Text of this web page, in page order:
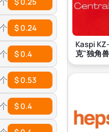
$ 0.24
$ 0.4
$ 0.53
$ 0.4
Kaspi
克"独角